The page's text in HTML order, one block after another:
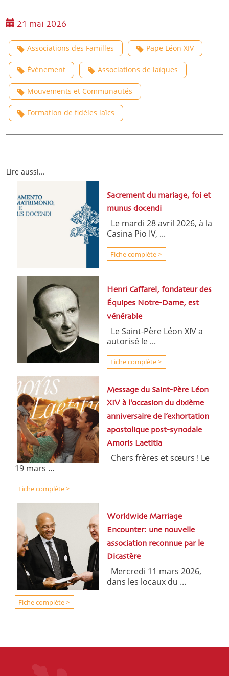
21 mai 2026
Associations des Familles Pape Léon XIV
Événement Associations de laïques
Mouvements et Communautés
Formation de fidèles laïcs
Lire aussi...
Sacrement du mariage, foi et
munus docendi
Le mardi 28 avril 2026, à la
Casina Pio IV, ...
Fiche complète >
Henri Caffarel, fondateur des
Équipes Notre-Dame, est
vénérable
Le Saint-Père Léon XIV a
autorisé le ...
Fiche complète >
Message du Saint-Père Léon
XIV à l'occasion du dixième
anniversaire de l’exhortation
apostolique post-synodale
Amoris Laetitia
Chers frères et sœurs ! Le
19 mars ...
Fiche complète >
Worldwide Marriage
Encounter: une nouvelle
association reconnue par le
Dicastère
Mercredi 11 mars 2026,
dans les locaux du ...
Fiche complète >